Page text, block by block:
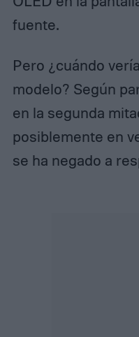
fuente.
Pero ¿cuándo
modelo? Según
en la segunda
posiblemente en
se ha negado a